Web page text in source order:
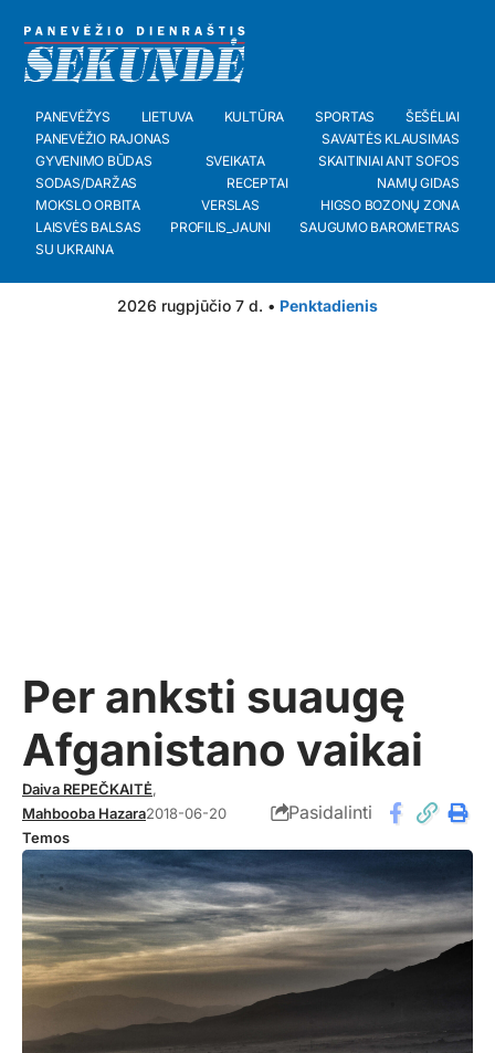
PANEVĖŽYS LIETUVA KULTŪRA SPORTAS
ŠEŠĖLIAI
PANEVĖŽIO RAJONAS
SAVAITĖS KLAUSIMAS
GYVENIMO BŪDAS
SVEIKATA
SKAITINIAI ANT SOFOS
SODAS/DARŽAS
RECEPTAI
NAMŲ GIDAS
MOKSLO ORBITA
VERSLAS
HIGSO BOZONŲ ZONA
LAISVĖS BALSAS
PROFILIS_JAUNI
SAUGUMO BAROMETRAS
SU UKRAINA
2026 rugpjūčio 7 d. • Penktadienis
Per anksti suaugę
Afganistano vaikai
Daiva REPEČKAITĖ,
Mahbooba Hazara2018-06-20
Temos
Pasidalinti